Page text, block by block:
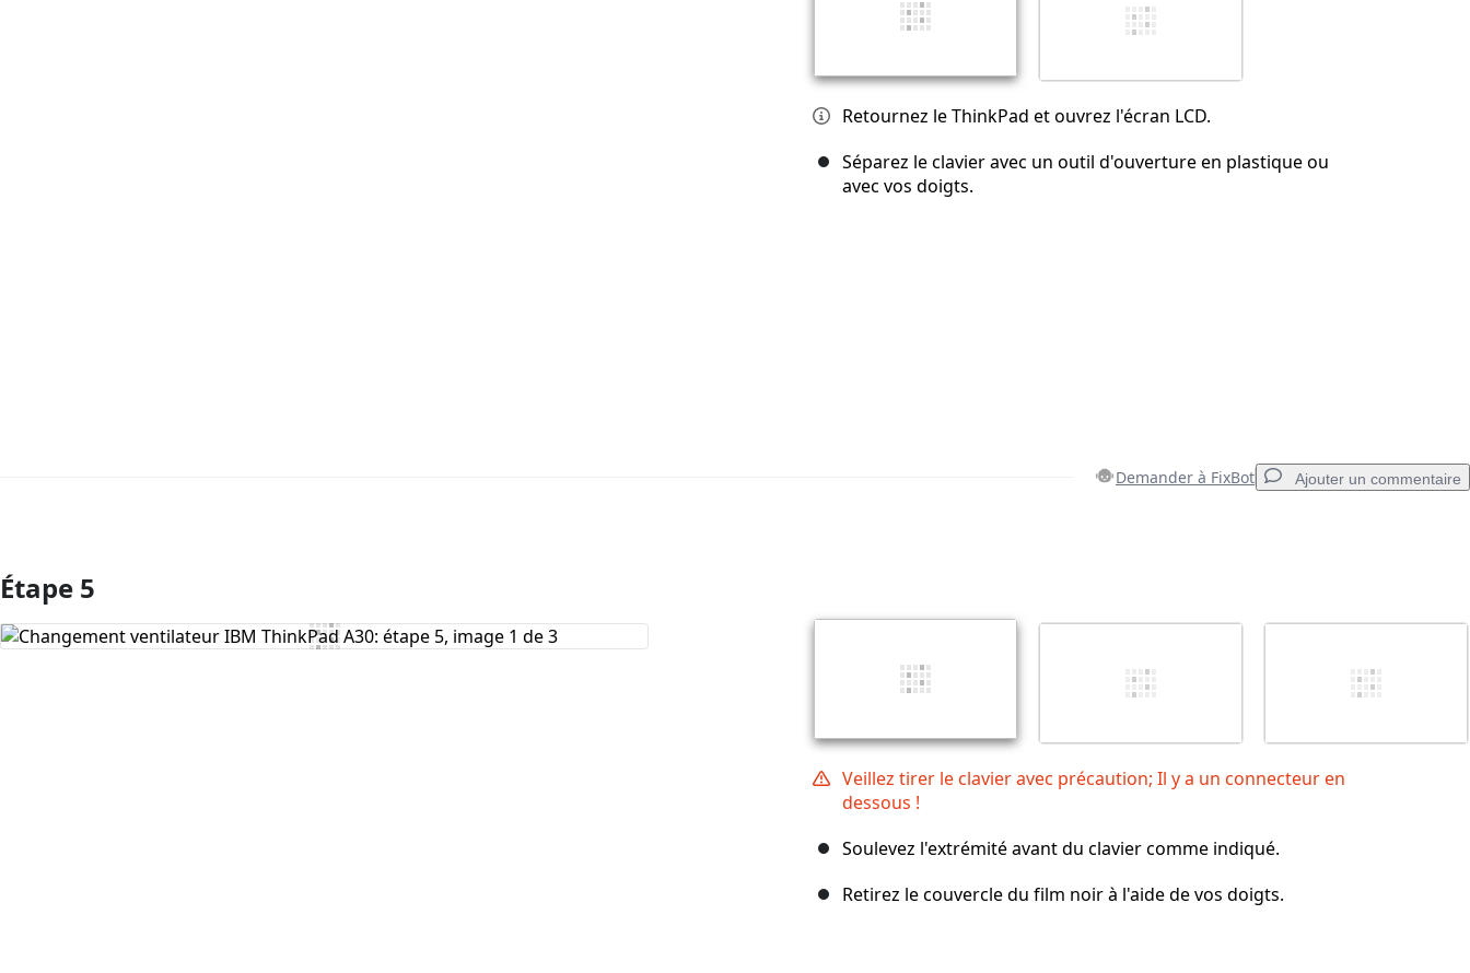
Retournez le ThinkPad et ouvrez l'écran LCD.
Séparez le clavier avec un outil d'ouverture en plastique ou
avec vos doigts.
Demander à FixBot Ajouter un commentaire
Ajouter un commentaire
Publier un commentaire
Étape 5
Veillez tirer le clavier avec précaution; Il y a un connecteur en
dessous !
Soulevez l'extrémité avant du clavier comme indiqué.
Retirez le couvercle du film noir à l'aide de vos doigts.